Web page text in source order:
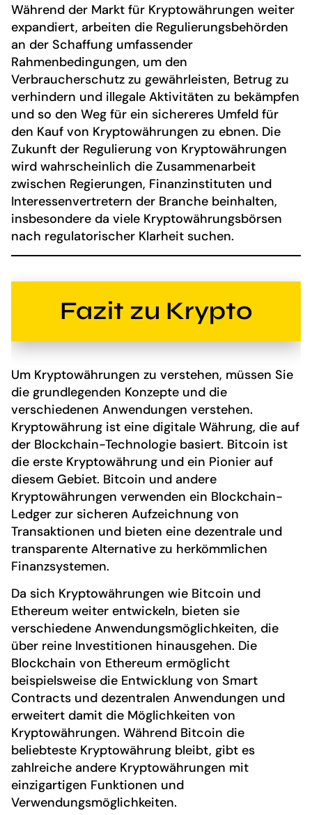
Während der Markt für Kryptowährungen weiter
expandiert, arbeiten die Regulierungsbehörden
an der Schaffung umfassender
Rahmenbedingungen, um den
Verbraucherschutz zu gewährleisten, Betrug zu
verhindern und illegale Aktivitäten zu bekämpfen
und so den Weg für ein sichereres Umfeld für
den Kauf von Kryptowährungen zu ebnen. Die
Zukunft der Regulierung von Kryptowährungen
wird wahrscheinlich die Zusammenarbeit
zwischen Regierungen, Finanzinstituten und
Interessenvertretern der Branche beinhalten,
insbesondere da viele Kryptowährungsbörsen
nach regulatorischer Klarheit suchen.
Fazit zu Krypto
Um Kryptowährungen zu verstehen, müssen Sie
die grundlegenden Konzepte und die
verschiedenen Anwendungen verstehen.
Kryptowährung ist eine digitale Währung, die auf
der Blockchain-Technologie basiert. Bitcoin ist
die erste Kryptowährung und ein Pionier auf
diesem Gebiet. Bitcoin und andere
Kryptowährungen verwenden ein Blockchain-
Ledger zur sicheren Aufzeichnung von
Transaktionen und bieten eine dezentrale und
transparente Alternative zu herkömmlichen
Finanzsystemen.
Da sich Kryptowährungen wie Bitcoin und
Ethereum weiter entwickeln, bieten sie
verschiedene Anwendungsmöglichkeiten, die
über reine Investitionen hinausgehen. Die
Blockchain von Ethereum ermöglicht
beispielsweise die Entwicklung von Smart
Contracts und dezentralen Anwendungen und
erweitert damit die Möglichkeiten von
Kryptowährungen. Während Bitcoin die
beliebteste Kryptowährung bleibt, gibt es
zahlreiche andere Kryptowährungen mit
einzigartigen Funktionen und
Verwendungsmöglichkeiten.